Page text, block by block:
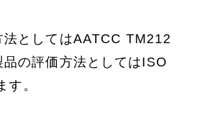
としてはAATCC TM212
の評価方法としてはISO
。